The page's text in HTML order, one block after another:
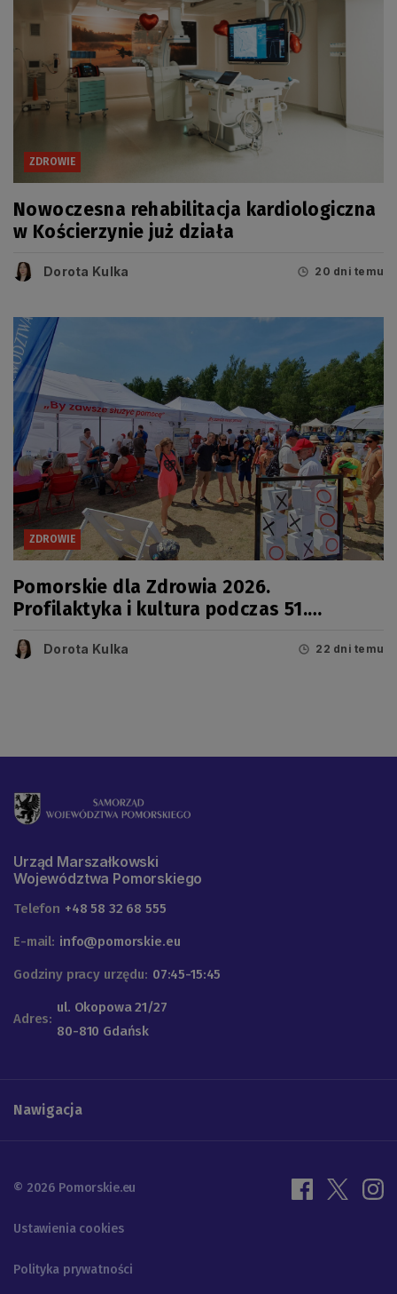
ZDROWIE
Nowoczesna rehabilitacja kardiologiczna
w Kościerzynie już działa
Dorota Kulka 20 dni temu
ZDROWIE
Pomorskie dla Zdrowia 2026.
Profilaktyka i kultura podczas 51.
Dorota Kulka 22 dni temu
Urząd Marszałkowski
Województwa Pomorskiego
Telefon +48 58 32 68 555
E-mail: info@pomorskie.eu
Godziny pracy urzędu: 07:45-15:45
Adres:
ul. Okopowa 21/27
80-810 Gdańsk
Nawigacja
© 2026 Pomorskie.eu
Ustawienia cookies
Polityka prywatności